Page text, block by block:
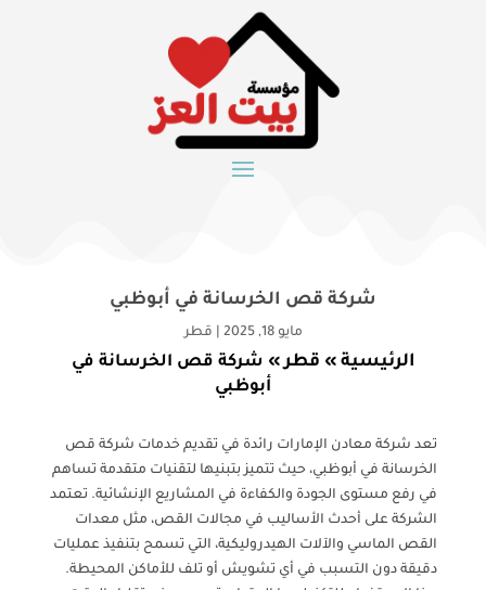
شركة قص الخرسانة في أبوظبي
مايو 18, 2025 قطر
الرئيسية » قطر» شركة قص الخرسانة في
أبوظبي
تعد شركة معادن الإمارات رائدة في تقديم خدمات شركة قص
الخرسانة في أبوظبي، حيث تتميز بتبنيها لتقنيات متقدمة تساهم
في رفع مستوى الجودة والكفاءة في المشاريع الإنشائية. تعتمد
الشركة على أحدث الأساليب في مجالات القص، مثل معدات
القص الماسي والآلات الهيدروليكية، التي تسمح بتنفيذ عمليات
دقيقة دون التسبب في أي تشويش أو تلف للأماكن المحيطة.